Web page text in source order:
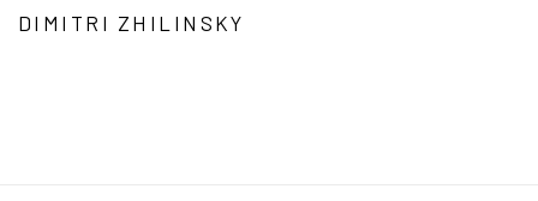
DIMITRI ZHILINSKY